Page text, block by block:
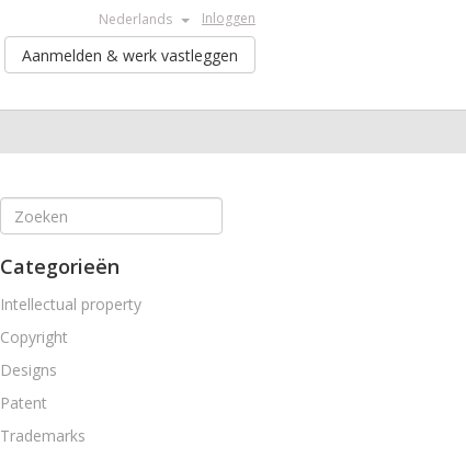
Inloggen
Nederlands
Aanmelden & werk vastleggen
Categorieën
Intellectual property
Copyright
Designs
Patent
Trademarks